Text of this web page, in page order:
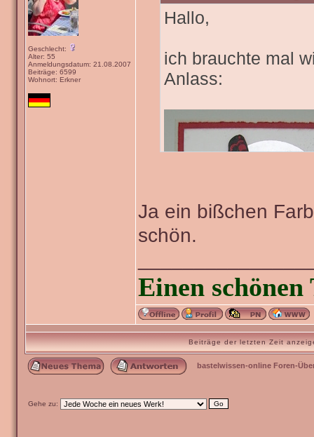
Geschlecht:
Alter: 55
Anmeldungsdatum: 21.08.2007
Beiträge: 6599
Wohnort: Erkner
Hallo,
ich brauchte mal
Anlass:
Ja ein bißchen
schön.
Einen
Beiträge der letzten Zeit
bastelwissen-online Foren-
Gehe zu: